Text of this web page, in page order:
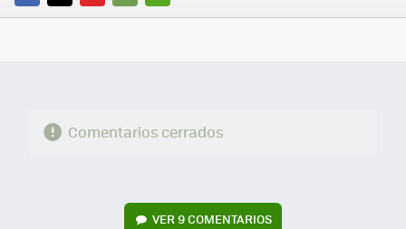
FACEBOOK
TWITTERFLIPBOARD
E-
WHATSAPP
Comentarios cerrados
VER9 COMENTARIOS